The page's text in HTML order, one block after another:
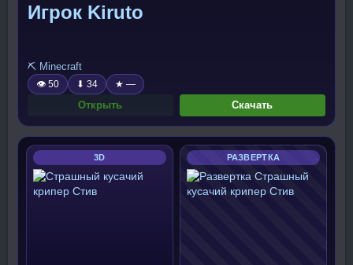
Игрок Kiruto
⛏️ Minecraft
👁 50 ⬇ 34 ★ —
Открыть Скачать
3D РАЗВЕРТКА